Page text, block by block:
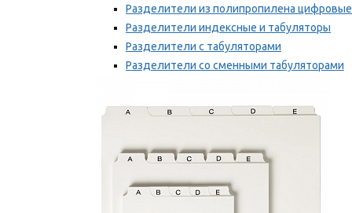
Разделители из полипропилена цифровые
Разделители индексные и табуляторы
Разделители с табуляторами
Разделители со сменными табуляторами